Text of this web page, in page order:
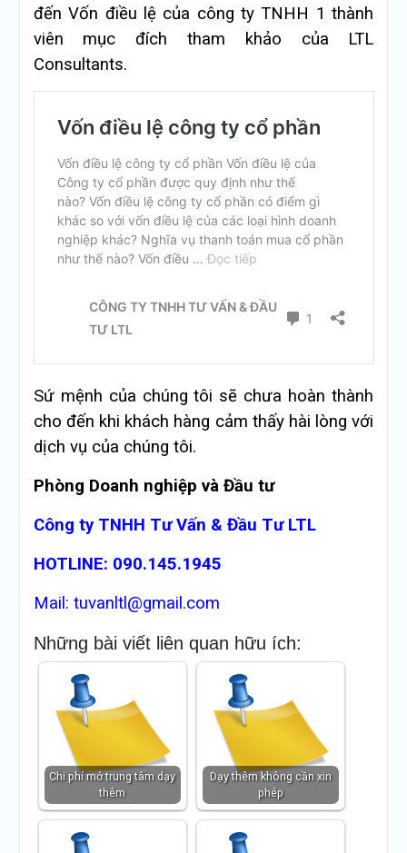
đến Vốn điều lệ của công ty TNHH 1 thành
viên mục đích tham khảo của LTL
Consultants.
Sứ mệnh của chúng tôi sẽ chưa hoàn thành
cho đến khi khách hàng cảm thấy hài lòng với
dịch vụ của chúng tôi.
Phòng Doanh nghiệp và Đầu tư
Công ty TNHH Tư Vấn & Đầu Tư LTL
HOTLINE: 090.145.1945
Mail: tuvanltl@gmail.com
Những bài viết liên quan hữu ích:
Chi phí mở trung tâm dạy
thêm
Dạy thêm không cần xin
phép